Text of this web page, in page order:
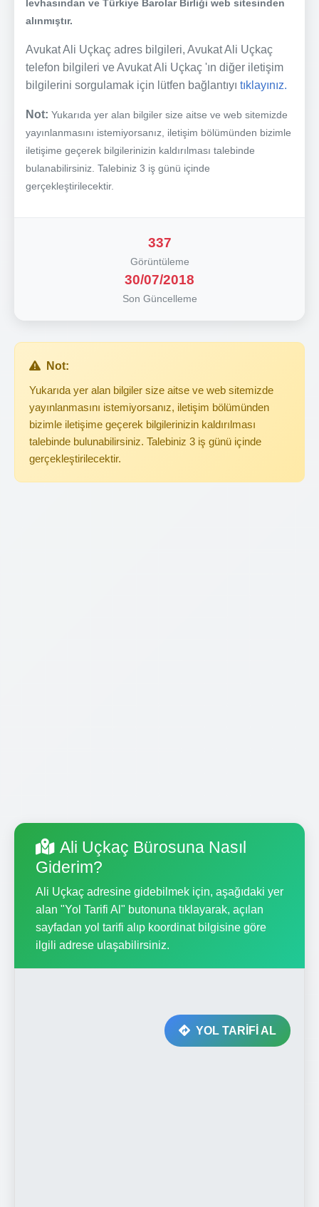
levhasından ve Türkiye Barolar Birliği web sitesinden
alınmıştır.
Avukat Ali Uçkaç adres bilgileri, Avukat Ali Uçkaç
telefon bilgileri ve Avukat Ali Uçkaç 'ın diğer iletişim
bilgilerini sorgulamak için lütfen bağlantıyı tıklayınız.
Not: Yukarıda yer alan bilgiler size aitse ve web sitemizde
yayınlanmasını istemiyorsanız, iletişim bölümünden bizimle
iletişime geçerek bilgilerinizin kaldırılması talebinde
bulanabilirsiniz. Talebiniz 3 iş günü içinde
gerçekleştirilecektir.
337
Görüntüleme
30/07/2018
Son Güncelleme
Not:
Yukarıda yer alan bilgiler size aitse ve web sitemizde
yayınlanmasını istemiyorsanız, iletişim bölümünden
bizimle iletişime geçerek bilgilerinizin kaldırılması
talebinde bulunabilirsiniz. Talebiniz 3 iş günü içinde
gerçekleştirilecektir.
Ali Uçkaç Bürosuna Nasıl
Giderim?
Ali Uçkaç adresine gidebilmek için, aşağıdaki yer
alan "Yol Tarifi Al" butonuna tıklayarak, açılan
sayfadan yol tarifi alıp koordinat bilgisine göre
ilgili adrese ulaşabilirsiniz.
YOL TARİFİ AL